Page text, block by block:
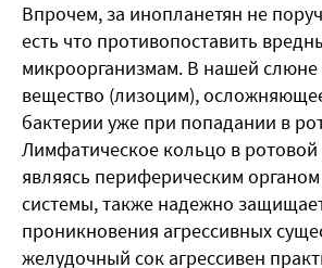
Впрочем, за инопланетян не
есть что противопоставить
микроорганизмам. В нашей слюне
вещество (лизоцим),
бактерии уже при попадании в
Лимфатическое кольцо в ротовой
являясь периферическим
системы, также надежно
проникновения агрессивных
желудочный сок агрессивен